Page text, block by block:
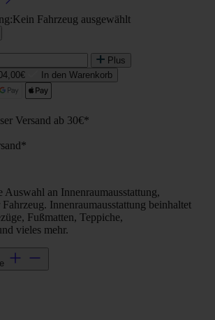
Kein Fahrzeug ausgewählt
Plus
In den Warenkorb
Versand ab 30€*
Auswahl an Innenraumausstattung,
Innenraumausstattung beinhaltet
Fußmatten, Teppiche,
vieles mehr.